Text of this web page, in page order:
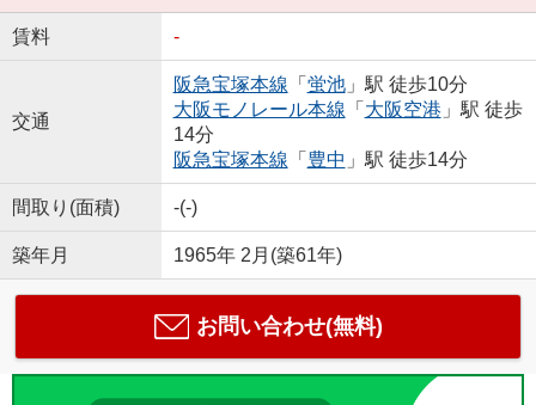
賃料 -
交通
阪急宝塚本線 「 蛍池」駅 徒歩10分
大阪モノレール本線 「 大阪空港 」駅 徒歩
14分
阪急宝塚本線 「 豊中 」駅 徒歩14分
間取り(面積) -(-)
築年月 1965年 2月(築61年)
お問い合わせ(無料)